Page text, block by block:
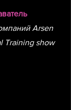
Arsen
Training show